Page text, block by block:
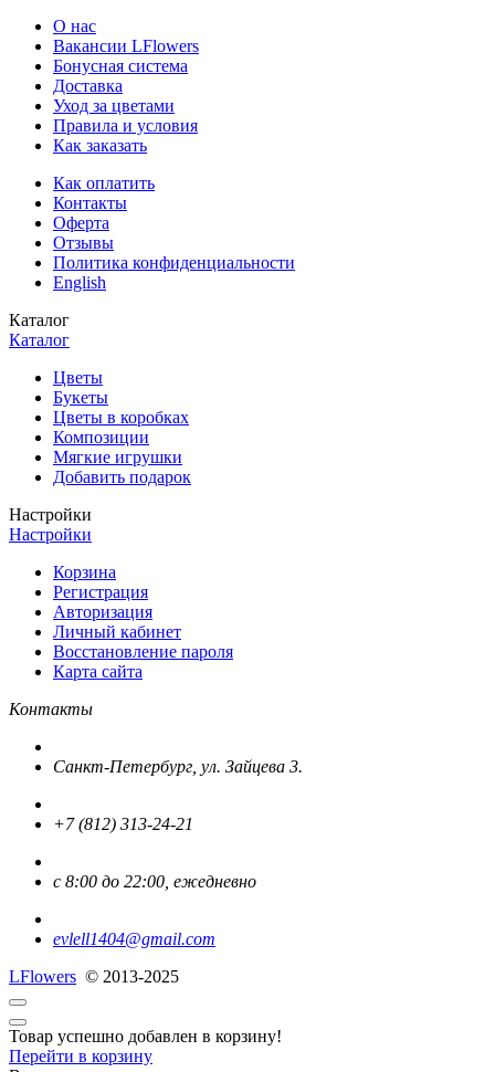
О нас
Вакансии LFlowers
Бонусная система
Доставка
Уход за цветами
Правила и условия
Как заказать
Как оплатить
Контакты
Оферта
Отзывы
Политика конфиденциальности
English
Каталог
Каталог
Цветы
Букеты
Цветы в коробках
Композиции
Мягкие игрушки
Добавить подарок
Настройки
Настройки
Корзина
Регистрация
Авторизация
Личный кабинет
Восстановление пароля
Карта сайта
Контакты
Санкт-Петербург, ул. Зайцева 3.
+7 (812) 313-24-21
с 8:00 до 22:00, ежедневно
evlell1404@gmail.com
LFlowers © 2013-2025
Товар успешно добавлен в корзину!
Перейти в корзину